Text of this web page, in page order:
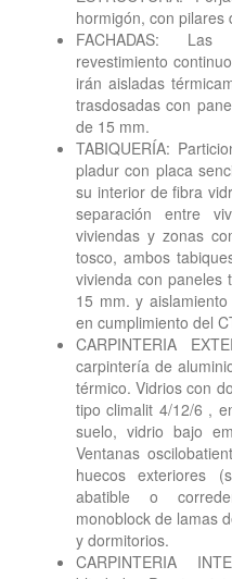
hormigón, con pilares
FACHADAS:
revestimiento
irán aisladas
trasdosadas con
de 15 mm.
TABIQUERÍA:
pladur con placa
su interior de fibra
separación entre
viviendas y zonas
tosco, ambos
vivienda con paneles
15 mm. y
en cumplimiento del
CARPINTERIA
carpintería de
térmico. Vidrios con
tipo climalit 4/12/6 ,
suelo, vidrio bajo
Ventanas
huecos exteriores
abatible o
monoblock de lamas
y dormitorios.
CARPINTERIA